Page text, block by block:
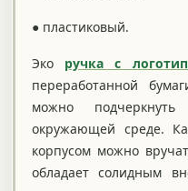
● пластиковый.
Эко ручка с
переработанной
можно
окружающей среде.
корпусом можно
обладает солидным